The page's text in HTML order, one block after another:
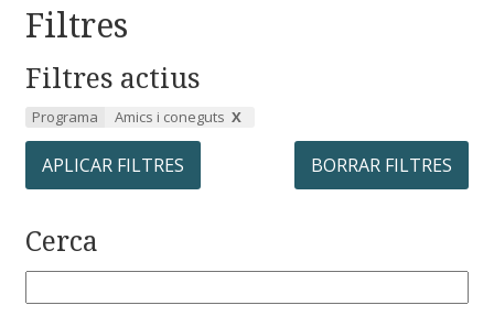
Filtres
Filtres actius
Programa Amics i coneguts
APLICAR FILTRES BORRAR FILTRES
Cerca